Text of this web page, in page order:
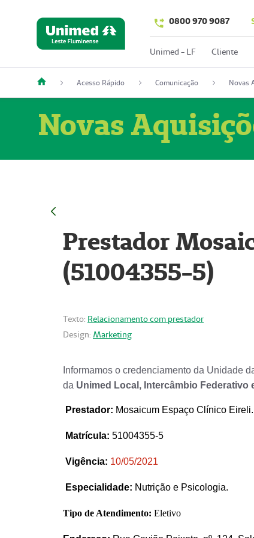
0800 970 9087
Unimed - LF Cliente
Acesso Rápido Comunicação Novas
Novas
Prestador
(51004355-5)
Texto: Relacionamento com prestador
Design: Marketing
Informamos o credenciamento da Unidade
da Unimed Local, Intercâmbio Federativo
Prestador: Mosaicum Espaço Clínico Eireli.
Matrícula: 51004355-5
Vigência: 10/05/2021
Especialidade: Nutrição e Psicologia.
Tipo de Atendimento: Eletivo